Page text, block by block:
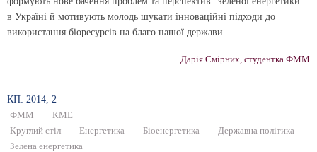
в Україні й мотивують молодь шукати інноваційні підходи до
використання біоресурсів на благо нашої держави.
Дарія Смірних, студентка ФММ
КП: 2014, 2
ФММ
КМЕ
Круглий стіл
Енергетика Біоенергетика
Державна політика
Зелена енергетика